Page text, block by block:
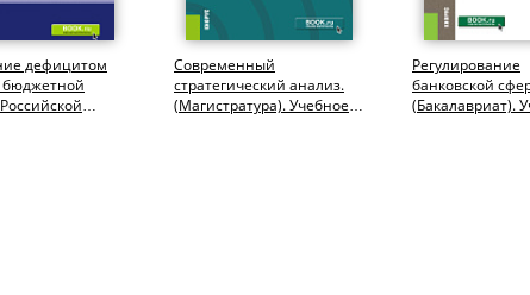
дефицитом
Современный
стратегический анализ.
(Магистратура). Учебное
Регулирование
банковской
(Бакалавриат).